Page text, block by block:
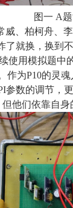
图一 A
威、柏柯舟、
了就换，换到
使用模拟题中
作为P10的灵
参数的调节，
他们依靠自